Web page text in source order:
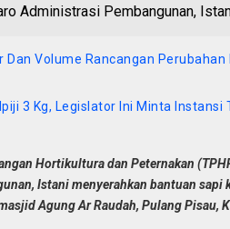
Administrasi Pembangunan,
Volume Rancangan Perubahan
3 Kg, Legislator Ini Minta Instansi
Hortikultura dan Peternakan
Istani menyerahkan bantuan sapi
Agung Ar Raudah, Pulang Pisau,